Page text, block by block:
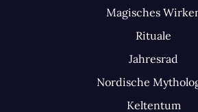
Magisches
Rituale
Jahresrad
Nordische
Keltentum